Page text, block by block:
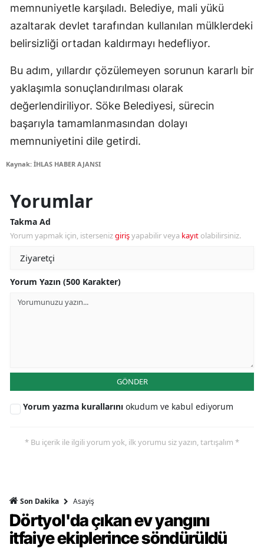
memnuniyetle karşıladı. Belediye, mali yükü
azaltarak devlet tarafından kullanılan mülklerdeki
belirsizliği ortadan kaldırmayı hedefliyor.
Bu adım, yıllardır çözülemeyen sorunun kararlı bir
yaklaşımla sonuçlandırılması olarak
değerlendiriliyor. Söke Belediyesi, sürecin
başarıyla tamamlanmasından dolayı
memnuniyetini dile getirdi.
Kaynak: İHLAS HABER AJANSI
Yorumlar
Takma Ad
Yorum yapmak için, istersenizgirişyapabilir veya kayıt olabilirsiniz.
Yorum Yazın (500 Karakter)
GÖNDER
Yorum yazma kurallarını okudum ve kabul ediyorum
* Bu içerik ile ilgili yorum yok, ilk yorumu siz yazın, tartışalım *
Son Dakika Asayiş
Dörtyol'da çıkan ev yangını
itfaiye ekiplerince söndürüldü